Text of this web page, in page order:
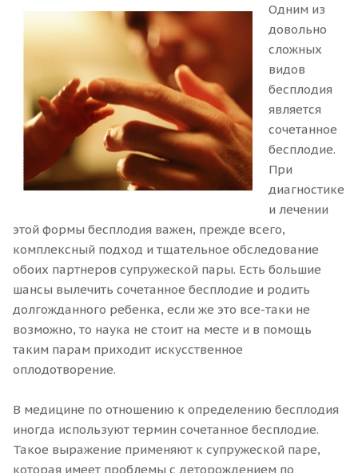
Одним из
довольно
сложных
видов
бесплодия
является
сочетанное
бесплодие.
При
диагностике
и лечении
этой формы бесплодия важен, прежде всего,
комплексный подход и тщательное обследование
обоих партнеров супружеской пары. Есть большие
шансы вылечить сочетанное бесплодие и родить
долгожданного ребенка, если же это все-таки не
возможно, то наука не стоит на месте и в помощь
таким парам приходит искусственное
оплодотворение.
В медицине по отношению к определению бесплодия
иногда используют термин сочетанное бесплодие.
Такое выражение применяют к супружеской паре,
которая имеет проблемы с деторождением по